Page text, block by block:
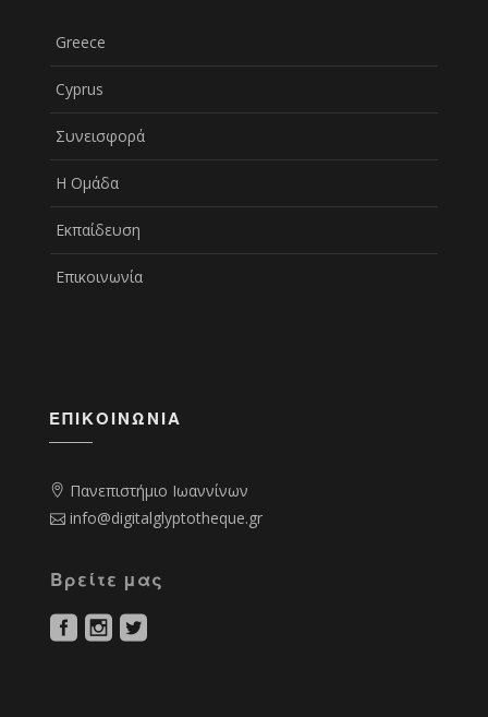
Greece
Cyprus
Συνεισφορά
Η Ομάδα
Εκπαίδευση
Επικοινωνία
ΕΠΙΚΟΙΝΩΝΊΑ
Πανεπιστήμιο Ιωαννίνων
info@digitalglyptotheque.gr
Βρείτε μας